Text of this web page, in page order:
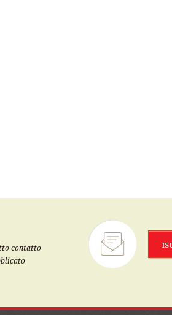
contatto